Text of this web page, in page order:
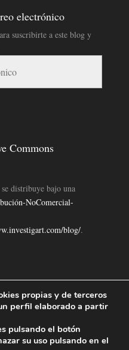
electrónico
suscribirte a este blog y
Commons
distribuye bajo una
NoComercial-
blog/.
|Política de Cookies|
propias y de terceros
perfil elaborado a partir
pulsando el botón
su uso pulsando en el